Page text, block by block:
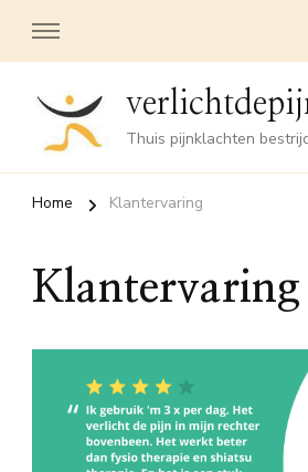
Thuis pijnklachten
Home Klantervaring
Klantervaring